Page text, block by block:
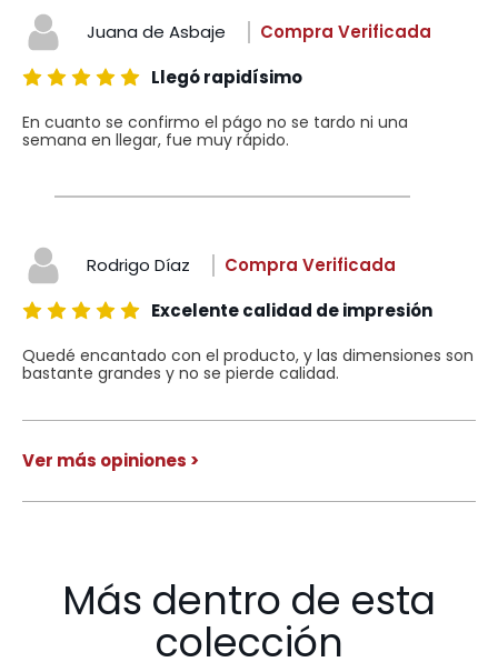
Juana de Asbaje
Compra Verificada
Llegó rapidísimo
En cuanto se confirmo el págo no se tardo ni una
semana en llegar, fue muy rápido.
Rodrigo Díaz
Compra Verificada
Excelente calidad de impresión
Quedé encantado con el producto, y las dimensiones son
bastante grandes y no se pierde calidad.
Ver más opiniones >
Más dentro de esta
colección